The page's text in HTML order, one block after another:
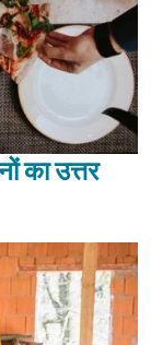
का उत्तर